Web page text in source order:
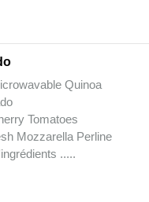
Quinoa
Tomatoes
Mozzarella Perline
.....